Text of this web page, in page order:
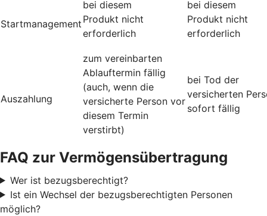
Startmanagement
bei diesem
Produkt nicht
erforderlich
bei diesem
Produkt nicht
erforderlich
Auszahlung
zum vereinbarten
Ablauftermin fällig
(auch, wenn die
versicherte Person vor
diesem Termin
verstirbt)
bei Tod der
versicherten
sofort fällig
FAQ zur Vermögensübertragung
Wer ist bezugsberechtigt?
Ist ein Wechsel der bezugsberechtigten Personen
möglich?